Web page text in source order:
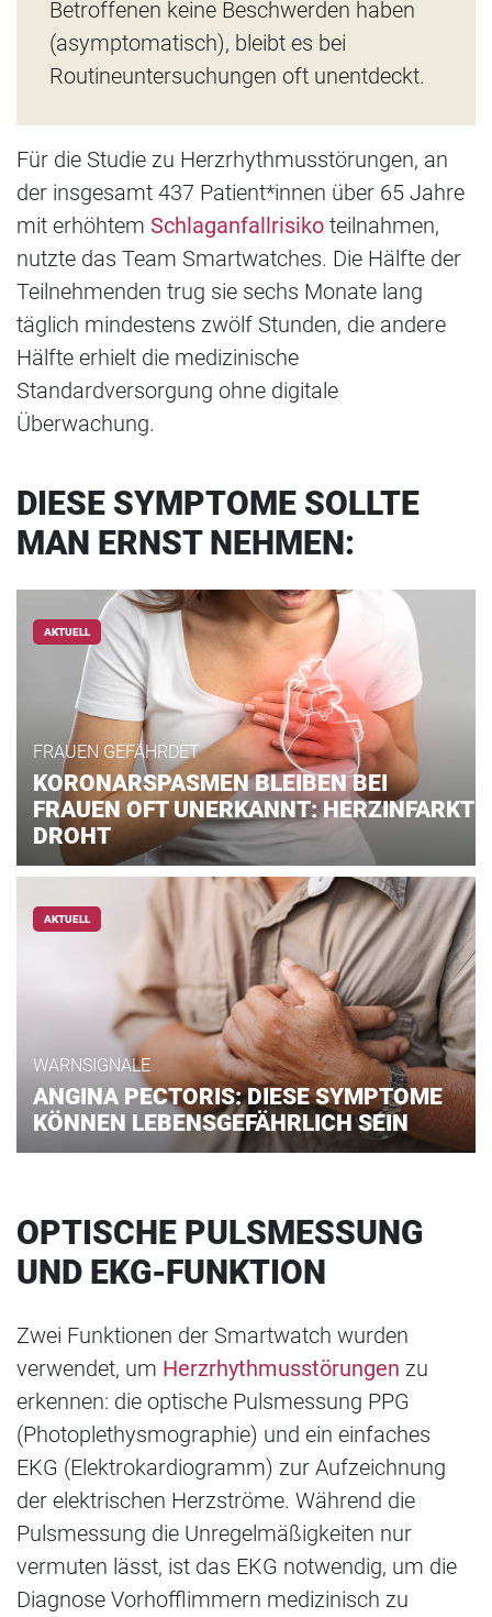
Betroffenen keine Beschwerden haben
(asymptomatisch), bleibt es bei
Routineuntersuchungen oft unentdeckt.
Für die Studie zu Herzrhythmusstörungen, an
der insgesamt 437 Patient*innen über 65 Jahre
mit erhöhtem Schlaganfallrisiko teilnahmen,
nutzte das Team Smartwatches. Die Hälfte der
Teilnehmenden trug sie sechs Monate lang
täglich mindestens zwölf Stunden, die andere
Hälfte erhielt die medizinische
Standardversorgung ohne digitale
Überwachung.
DIESE SYMPTOME SOLLTE
MAN ERNST NEHMEN:
AKTUELL
FRAUEN GEFÄHRDET
KORONARSPASMEN BLEIBEN BEI
FRAUEN OFT UNERKANNT: HERZINFARKT
DROHT
AKTUELL
WARNSIGNALE
ANGINA PECTORIS: DIESE SYMPTOME
KÖNNEN LEBENSGEFÄHRLICH SEIN
OPTISCHE PULSMESSUNG
UND EKG-FUNKTION
Zwei Funktionen der Smartwatch wurden
verwendet, um Herzrhythmusstörungen zu
erkennen: die optische Pulsmessung PPG
(Photoplethysmographie) und ein einfaches
EKG (Elektrokardiogramm) zur Aufzeichnung
der elektrischen Herzströme. Während die
Pulsmessung die Unregelmäßigkeiten nur
vermuten lässt, ist das EKG notwendig, um die
Diagnose Vorhofflimmern medizinisch zu